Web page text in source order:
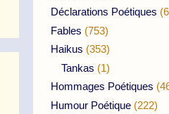
Déclarations Poétiques
Fables (753)
Haikus (353)
Tankas (1)
Hommages Poétiques
Humour Poétique (222)